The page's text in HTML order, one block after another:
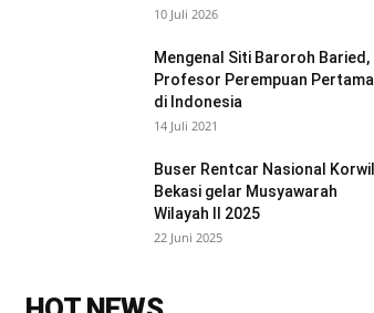
10 Juli 2026
Mengenal Siti Baroroh Baried,
Profesor Perempuan Pertama
di Indonesia
14 Juli 2021
Buser Rentcar Nasional Korwil
Bekasi gelar Musyawarah
Wilayah II 2025
22 Juni 2025